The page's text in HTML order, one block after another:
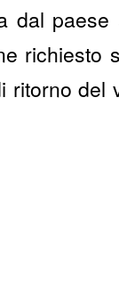
dal paese
richiesto
ritorno del